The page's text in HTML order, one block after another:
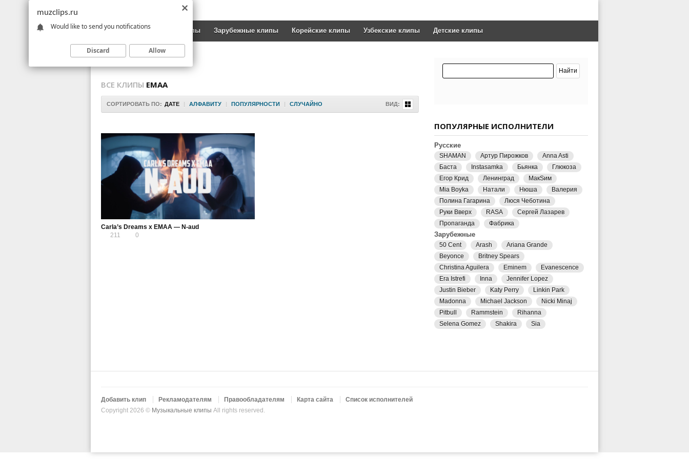
Новинки Русские клипы Зарубежные клипы Корейские клипы Узбекские клипы Детские клипы
ВСЕ КЛИПЫ EMAA
СОРТИРОВАТЬ ПО: ДАТЕ | АЛФАВИТУ | ПОПУЛЯРНОСТИ | СЛУЧАЙНО ВИД:
Carla’s Dreams x EMAA — N-aud
211
0
ПОПУЛЯРНЫЕ ИСПОЛНИТЕЛИ
Русские
SHAMAN Артур Пирожков
Anna Asti
Баста
Instasamka Бьянка
Глюкоза
Егор Крид
Ленинград
МакSим
Mia Boyka
Натали Нюша
Валерия
Полина Гагарина
Люся Чеботина
Руки Вверх
RASA
Сергей Лазарев
Пропаганда
Фабрика
Зарубежные
50 Cent Arash
Ariana Grande
Beyonce
Britney Spears
Christina Aguilera
Eminem
Evanescence
Era Istrefi
Inna
Jennifer Lopez
Justin Bieber
Katy Perry
Linkin Park
Madonna
Michael Jackson
Nicki Minaj
Pitbull
Rammstein
Rihanna
Selena Gomez
Shakira Sia
Добавить клип Рекламодателям Правообладателям Карта сайта
Список исполнителей
Copyright 2026 © Музыкальные клипы All rights reserved.
muzclips.ru
Would like to send you notifications
Discard Allow